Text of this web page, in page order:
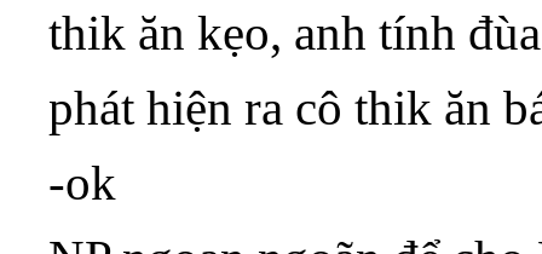
thik ăn kẹo, anh tính
phát hiện ra cô thik ăn
-ok